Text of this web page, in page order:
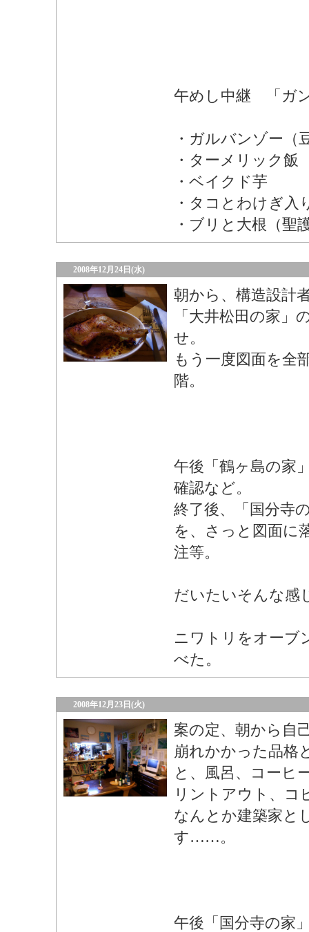
午めし中継 「ガ
・ガルバンゾー（
・ターメリック飯
・ベイクド芋
・タコとわけぎ入
・ブリと大根（聖
2008年12月24日(水)
朝から、構造設計
「大井松田の家」
せ。
もう一度図面を全
階。
午後「鶴ヶ島の家
確認など。
終了後、「国分寺
を、さっと図面に
注等。
だいたいそんな感
ニワトリをオーブ
べた。
2008年12月23日(火)
案の定、朝から自
崩れかかった品格
と、風呂、コーヒ
リントアウト、コ
なんとか建築家と
す……。
午後「国分寺の家